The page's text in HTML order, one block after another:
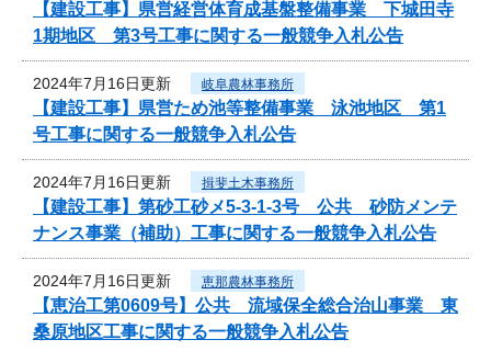
【建設工事】県営経営体育成基盤整備事業 下城田寺
1期地区 第3号工事に関する一般競争入札公告
2024年7月16日更新 岐阜農林事務所
【建設工事】県営ため池等整備事業 泳池地区 第1
号工事に関する一般競争入札公告
2024年7月16日更新 揖斐土木事務所
【建設工事】第砂工砂メ5-3-1-3号 公共 砂防メンテ
ナンス事業（補助）工事に関する一般競争入札公告
2024年7月16日更新 恵那農林事務所
【恵治工第0609号】公共 流域保全総合治山事業 東
桑原地区工事に関する一般競争入札公告